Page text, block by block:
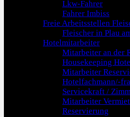
Lkw-Fahrer
Fahrer Imbiss
Freie Arbeitsstellen
Fleischer in Plau
Hotelmitarbeiter
Mitarbeiter an der
Housekeeping
Mitarbeiter
Hotelfachmann/-
Servicekraft /
Mitarbeiter
Reservierung